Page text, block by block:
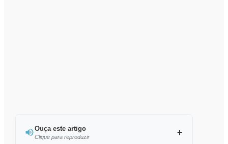
Ouça este artigo
Clique para reproduzir